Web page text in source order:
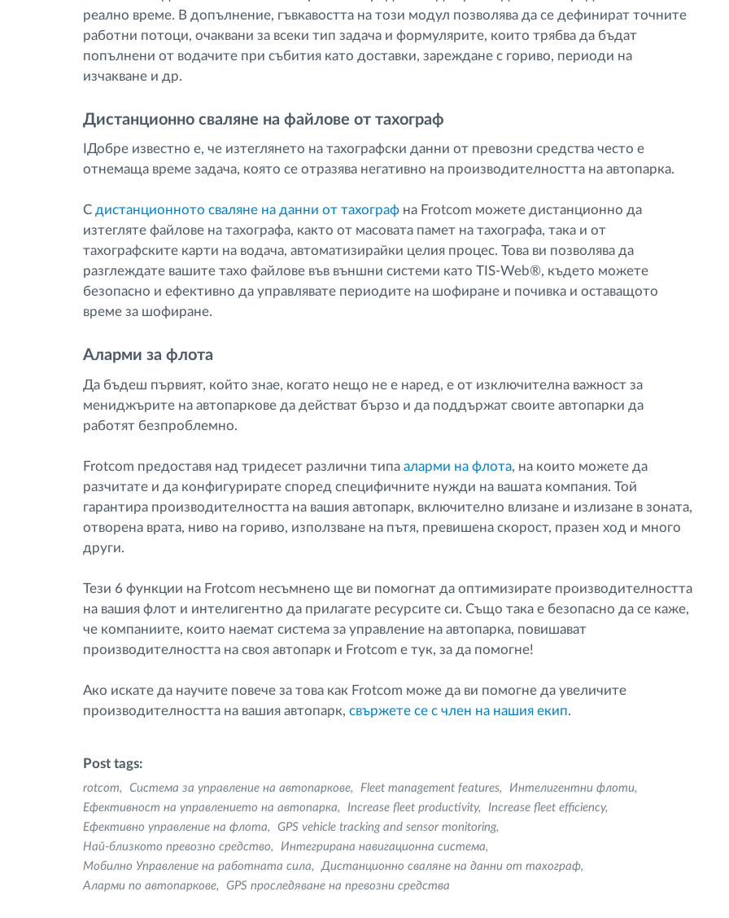
реално време. В допълнение, гъвкавостта на този модул позволява да се дефинират точните
работни потоци, очаквани за всеки тип задача и формулярите, които трябва да бъдат
попълнени от водачите при събития като доставки, зареждане с гориво, периоди на
изчакване и др.
Дистанционно сваляне на файлове от тахограф
IДобре известно е, че изтеглянето на тахографски данни от превозни средства често е
отнемаща време задача, която се отразява негативно на производителността на автопарка.
С дистанционното сваляне на данни от тахограф на Frotcom можете дистанционно да
изтегляте файлове на тахографа, както от масовата памет на тахографа, така и от
тахографските карти на водача, автоматизирайки целия процес. Това ви позволява да
разглеждате вашите тахо файлове във външни системи като TIS-Web®, където можете
безопасно и ефективно да управлявате периодите на шофиране и почивка и оставащото
време за шофиране.
Аларми за флота
Да бъдеш първият, който знае, когато нещо не е наред, е от изключителна важност за
мениджърите на автопаркове да действат бързо и да поддържат своите автопарки да
работят безпроблемно.
Frotcom предоставя над тридесет различни типа аларми на флота, на които можете да
разчитате и да конфигурирате според специфичните нужди на вашата компания. Той
гарантира производителността на вашия автопарк, включително влизане и излизане в зоната,
отворена врата, ниво на гориво, използване на пътя, превишена скорост, празен ход и много
други.
Тези 6 функции на Frotcom несъмнено ще ви помогнат да оптимизирате производителността
на вашия флот и интелигентно да прилагате ресурсите си. Също така е безопасно да се каже,
че компаниите, които наемат система за управление на автопарка, повишават
производителността на своя автопарк и Frotcom е тук, за да помогне!
Ако искате да научите повече за това как Frotcom може да ви помогне да увеличите
производителността на вашия автопарк, свържете се с член на нашия екип.
Post tags:
rotcom Система за управление на автопаркове Fleet management features
Интелигентни флоти
Ефективност на управлението на автопарка
Increase fleet productivity
Increase fleet efficiency
Ефективно управление на флота
GPS vehicle tracking and sensor monitoring
Най-близкото превозно средство
Интегрирана навигационна система
Мобилно Управление на работната сила
Дистанционно сваляне на данни от тахограф
Аларми по автопаркове
GPS проследяване на превозни средства